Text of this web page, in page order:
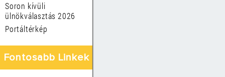
Soron kívüli
ülnökválasztás 2026
Portáltérkép
Fontosabb Linkek